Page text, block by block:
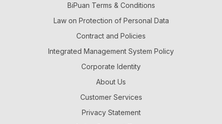
BiPuan Terms & Conditions
Law on Protection of Personal Data
Contract and Policies
Integrated Management System Policy
Corporate Identity
About Us
Customer Services
Privacy Statement